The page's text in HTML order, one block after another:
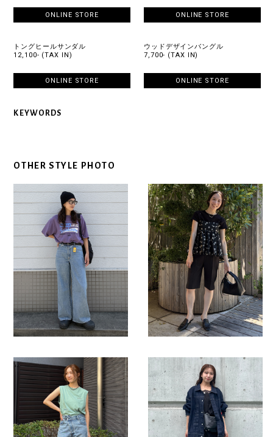
ONLINE STORE ONLINE STORE
トングヒールサンダル
12,100- (TAX IN)
ONLINE STORE
ウッドデザインバングル
7,700- (TAX IN)
ONLINE STORE
KEYWORDS
OTHER STYLE PHOTO